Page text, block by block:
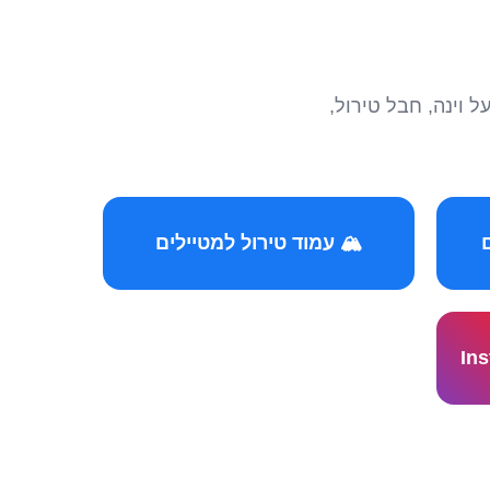
וינה, חבל טירול,
🏔️ עמוד טירול למטיילים